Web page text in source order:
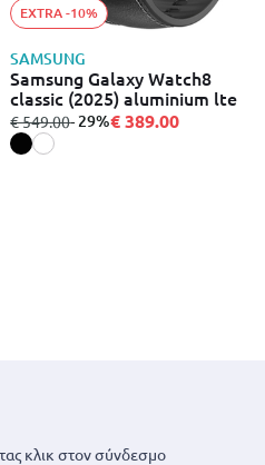
EXTRA -10%
SAMSUNG
Samsung Galaxy Watch8
classic (2025) aluminium lte
από
€ 549.00σε
- 29%€ 389.00
κλικ στον σύνδεσμο